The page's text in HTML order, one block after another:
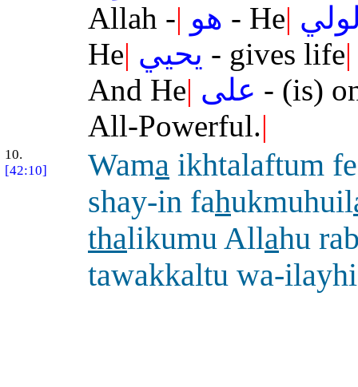
Allah -| هو - He|
He| يحيي - gives life|
And He| على - (is)
All-Powerful.|
10.
[42:10]
Wama ikhtalaftum
shay-in fahukmuhuil
thalikumu Allahu
tawakkaltu wa-